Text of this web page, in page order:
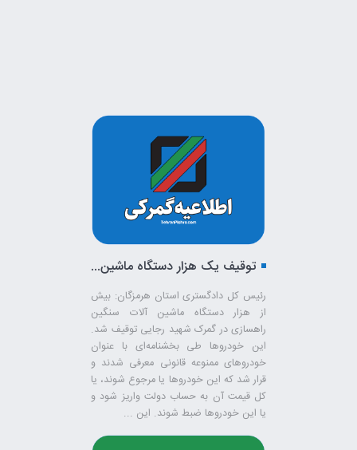
توقیف یک هزار دستگاه ماشین‌آلات راه‌سازی
رئیس کل دادگستری استان هرمزگان: بیش
از هزار دستگاه ماشین آلات سنگین
راهسازی در گمرک شهید رجایی توقیف شد.
این خودرو‌ها طی بخشنامه‌ای با عنوان
خودرو‌های ممنوعه قانونی معرفی شدند و
قرار شد که این خودرو‌ها یا مرجوع شوند، یا
کل قیمت آن به حساب دولت واریز شود و
یا این خودرو‌ها ضبط شوند. این ...